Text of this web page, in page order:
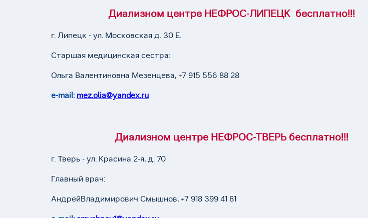
Диализном центре НЕФРОС-ЛИПЕЦК бесплатно!!!
г. Липецк - ул. Московская д. 30 Е.
Старшая медицинская сестра:
Ольга Валентиновна Мезенцева, +7 915 556 88 28
е-mail: mez.olia@yandex.ru
Диализном центре НЕФРОС-ТВЕРЬ бесплатно!!!
г. Тверь - ул. Красина 2-я, д. 70
Главный врач:
АндрейВладимирович Смышнов, +7 918 399 41 81